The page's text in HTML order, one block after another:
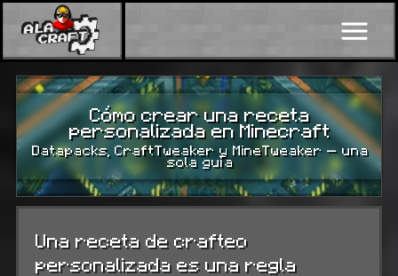
Cómo crear una receta
personalizada en Minecraft
Datapacks, CraftTweaker y MineTweaker — una
sola guía
Una receta de crafteo
personalizada es una regla